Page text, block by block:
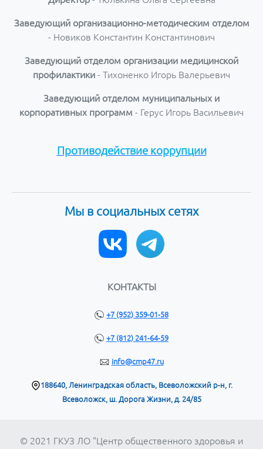
Заведующий организационно-методическим отделом
- Новиков Константин Константинович
Заведующий отделом организации медицинской
профилактики - Тихоненко Игорь Валерьевич
Заведующий отделом муниципальных и
корпоративных программ - Герус Игорь Васильевич
Противодействие коррупции
Мы в социальных сетях
КОНТАКТЫ
+7 (952) 359-01-58
+7 (812) 241-64-59
info@cmp47.ru
188640, Ленинградская область, Всеволожский р-н, г.
Всеволожск, ш. Дорога Жизни, д. 24/85
© 2021 ГКУЗ ЛО "Центр общественного здоровья и